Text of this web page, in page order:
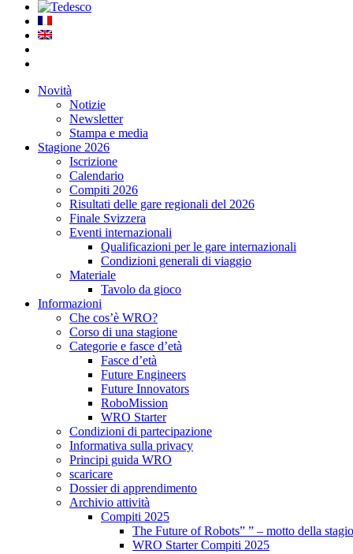
Novità
Notizie
Newsletter
Stampa e media
Stagione 2026
Iscrizione
Calendario
Compiti 2026
Risultati delle gare regionali del 2026
Finale Svizzera
Eventi internazionali
Qualificazioni per le gare internazionali
Condizioni generali di viaggio
Materiale
Tavolo da gioco
Informazioni
Che cos’è WRO?
Corso di una stagione
Categorie e fasce d’età
Fasce d’età
Future Engineers
Future Innovators
RoboMission
WRO Starter
Condizioni di partecipazione
Informativa sulla privacy
Principi guida WRO
scaricare
Dossier di apprendimento
Archivio attività
Compiti 2025
The Future of Robots” ” – motto della
WRO Starter Compiti 2025